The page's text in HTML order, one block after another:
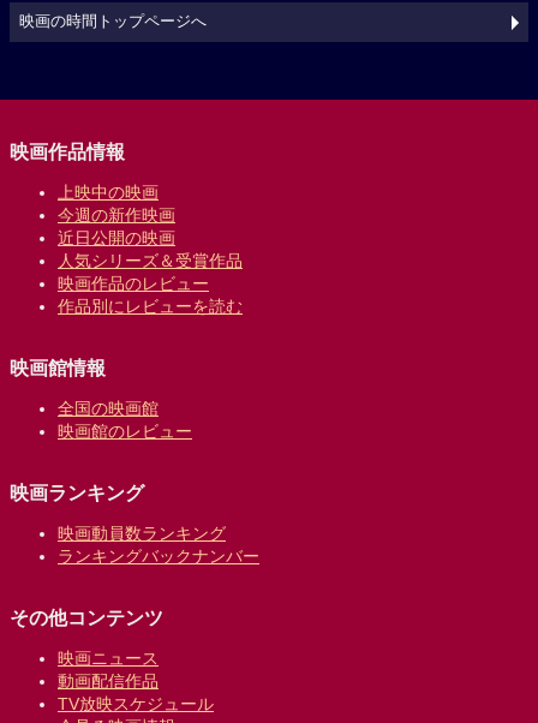
映画の時間トップページへ
映画作品情報
上映中の映画
今週の新作映画
近日公開の映画
人気シリーズ＆受賞作品
映画作品のレビュー
作品別にレビューを読む
映画館情報
全国の映画館
映画館のレビュー
映画ランキング
映画動員数ランキング
ランキングバックナンバー
その他コンテンツ
映画ニュース
動画配信作品
TV放映スケジュール